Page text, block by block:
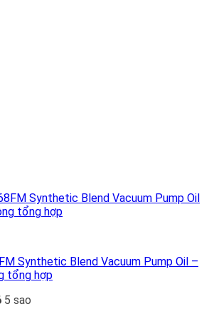
Synthetic Blend Vacuum Pump Oil –
tổng hợp
5 sao